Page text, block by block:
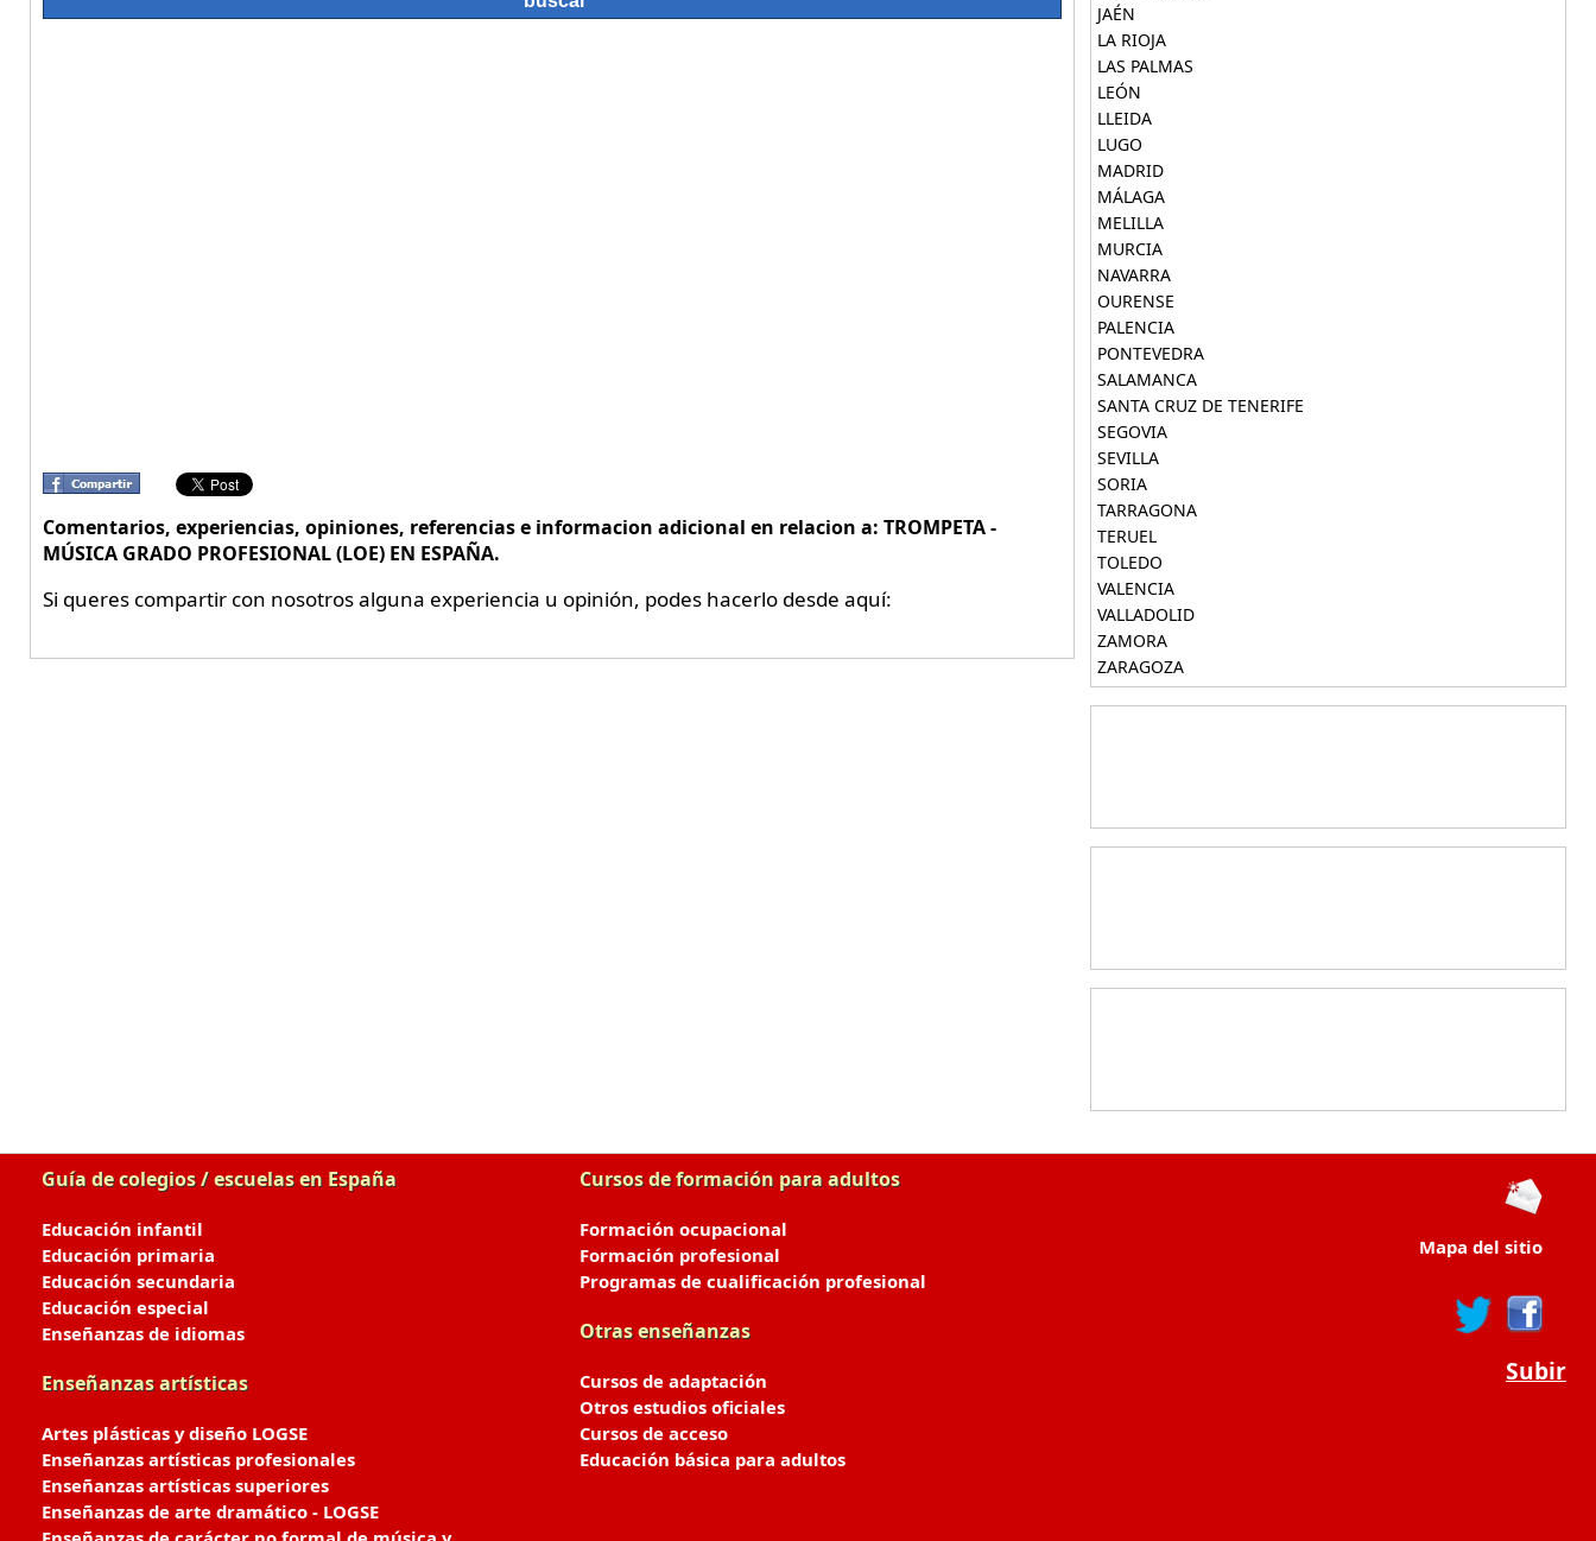
Comentarios, experiencias, opiniones, referencias e informacion adicional en relacion a: TROMPETA -
MÚSICA GRADO PROFESIONAL (LOE) EN ESPAÑA.
Si queres compartir con nosotros alguna experiencia u opinión, podes hacerlo desde aquí:
JAÉN
LA RIOJA
LAS PALMAS
LEÓN
LLEIDA
LUGO
MADRID
MÁLAGA
MELILLA
MURCIA
NAVARRA
OURENSE
PALENCIA
PONTEVEDRA
SALAMANCA
SANTA CRUZ DE TENERIFE
SEGOVIA
SEVILLA
SORIA
TARRAGONA
TERUEL
TOLEDO
VALENCIA
VALLADOLID
ZAMORA
ZARAGOZA
Guía de colegios / escuelas en España
Educación infantil
Educación primaria
Educación secundaria
Educación especial
Enseñanzas de idiomas
Enseñanzas artísticas
Artes plásticas y diseño LOGSE
Enseñanzas artísticas profesionales
Enseñanzas artísticas superiores
Enseñanzas de arte dramático - LOGSE
Cursos de formación para adultos
Formación ocupacional
Formación profesional
Programas de cualificación profesional
Otras enseñanzas
Cursos de adaptación
Otros estudios oficiales
Cursos de acceso
Educación básica para adultos
Mapa del sitio
Subir